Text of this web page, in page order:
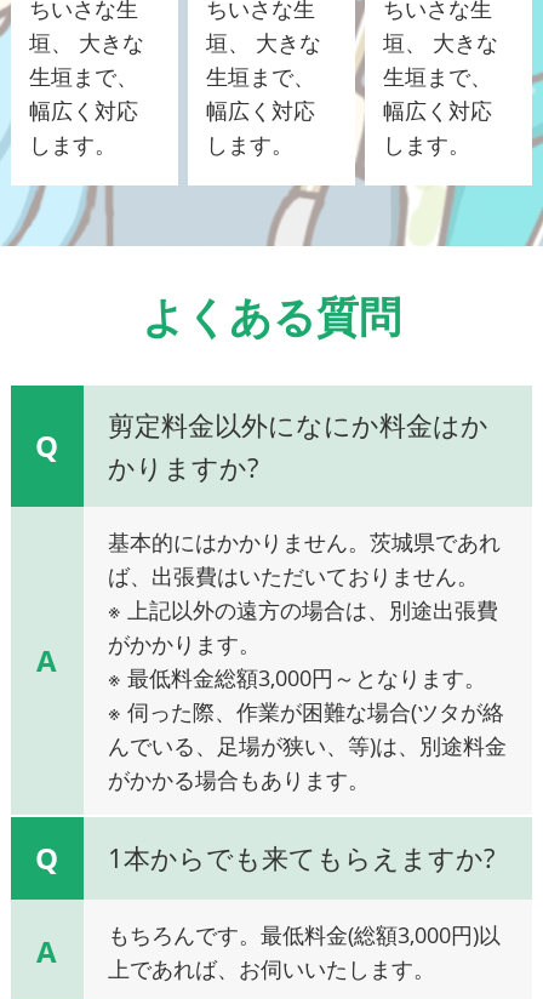
ちいさな生
垣、 大きな
生垣まで、
幅広く対応
します。
ちいさな生
垣、 大きな
生垣まで、
幅広く対応
します。
ちいさな生
垣、 大きな
生垣まで、
幅広く対応
します。
よくある質問
Q
剪定料金以外になにか料金はか
かりますか?
A
基本的にはかかりません。茨城県であれ
ば、出張費はいただいておりません。
※ 上記以外の遠方の場合は、別途出張費
がかかります。
※ 最低料金総額3,000円～となります。
※ 伺った際、作業が困難な場合(ツタが絡
んでいる、足場が狭い、等)は、別途料金
がかかる場合もあります。
Q 1本からでも来てもらえますか?
A
もちろんです。最低料金(総額3,000円)以
上であれば、お伺いいたします。